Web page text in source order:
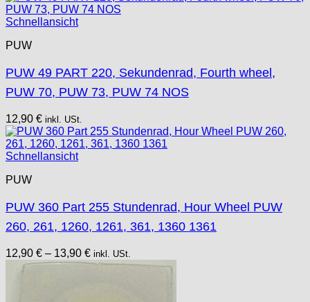
Schnellansicht
PUW
PUW 49 PART 220, Sekundenrad, Fourth wheel,
PUW 70, PUW 73, PUW 74 NOS
12,90 € inkl. USt.
Schnellansicht
PUW
PUW 360 Part 255 Stundenrad, Hour Wheel PUW
260, 261, 1260, 1261, 361, 1360 1361
12,90 € – 13,90 € inkl. USt.